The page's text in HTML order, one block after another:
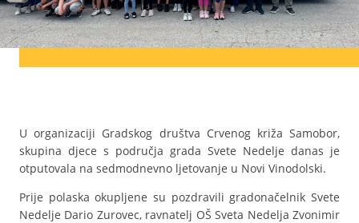
U organizaciji Gradskog društva Crvenog križa Samobor,
skupina djece s područja grada Svete Nedelje danas je
otputovala na sedmodnevno ljetovanje u Novi Vinodolski.
Prije polaska okupljene su pozdravili gradonačelnik Svete
Nedelje Dario Zurovec, ravnatelj OŠ Sveta Nedelja Zvonimir